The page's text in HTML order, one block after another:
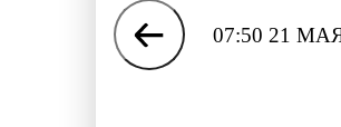
07:50 21